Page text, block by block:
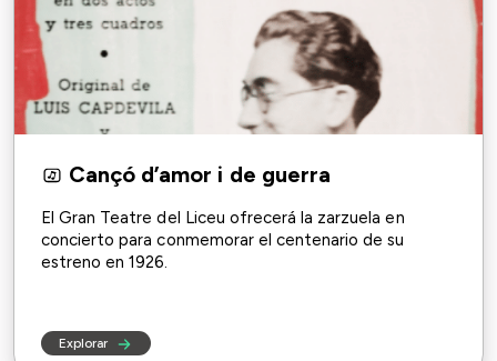
Cançó d’amor i de guerra
El Gran Teatre del Liceu ofrecerá la zarzuela en
concierto para conmemorar el centenario de su
estreno en 1926.
Explorar